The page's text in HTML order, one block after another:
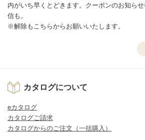
内がいち早くとどきます。クーポンのお知ら
信も。
※解除もこちらからお願いいたします。
カタログについて
eカタログ
カタログご請求
カタログからのご注文（一括購入）